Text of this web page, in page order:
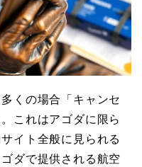
くの場合「キャンセ
これはアゴダに限ら
イト全般に見られる
ダで提供される航空